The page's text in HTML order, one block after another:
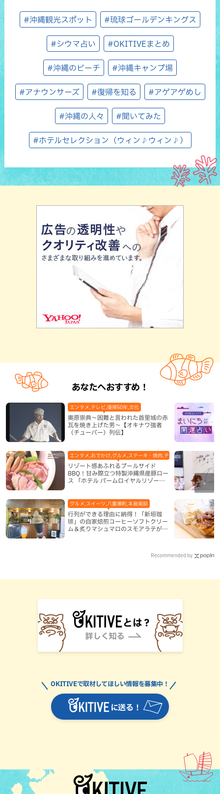
#沖縄観光スポット #琉球ゴールデンキングス
#シウマ占い #OKITIVEまとめ
#沖縄のビーチ #沖縄キャンプ場
#アナウンサーズ #復帰を知る #アゲアゲめし
#沖縄の人々 #聞いてみた
#ホテルセレクション（ウィン♪ウィン♪）
あなたへおすすめ！
奥原崇典～困難と言われた首里城の赤
瓦を焼き上げた男～【オキナワ強者
（チューバー）列伝】
エンタメ,テレビ,復帰50年,文化
リゾート感あふれるプールサイド
BBQ！甘み際立つ特製沖縄県産豚ロー
ス 「ホテル パームロイヤルリゾート
エンタメ,おでかけ,グルメ,ステーキ・焼肉,テレビ,ホテル,地域,本島
行列ができる理由に納得！「新垣珈
琲」の自家焙煎コーヒーソフトクリー
ム＆炙りマシュマロのスモアラテが絶
グルメ,スイーツ,八重瀬町,本島南部
Recommended by
に送る！
OKITIVEで取材してほしい情報を募集中！